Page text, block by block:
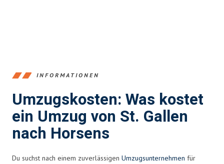
INFORMATIONEN
Umzugskosten: Was kostet
ein Umzug von St. Gallen
nach Horsens
Du suchst nach einem zuverlässigen Umzugsunternehmen für